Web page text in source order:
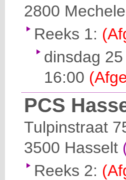
2800
Reeks 1:
dinsdag
16:00
PCS
Tulpinstraat
3500 Hasselt
Reeks 2: